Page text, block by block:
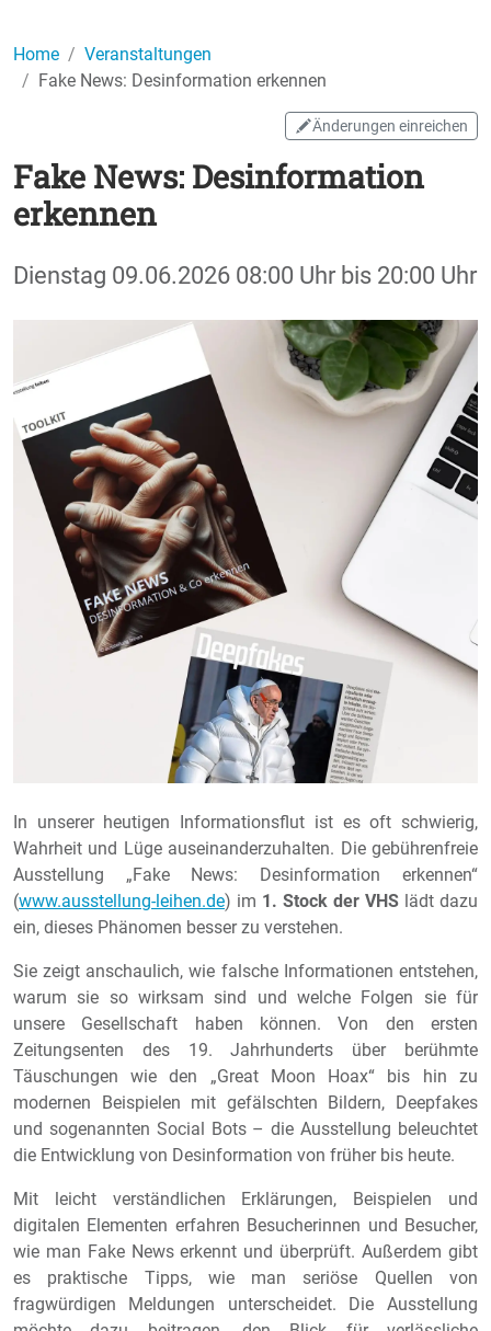
Home
Veranstaltungen
Fake News: Desinformation erkennen
Änderungen einreichen
Fake News: Desinformation
erkennen
Dienstag 09.06.2026 08:00 Uhr bis 20:00 Uhr
In unserer heutigen Informationsflut ist es oft schwierig,
Wahrheit und Lüge auseinanderzuhalten. Die gebührenfreie
Ausstellung „Fake News: Desinformation erkennen“
(www.ausstellung-leihen.de) im 1. Stock der VHSlädt dazu
ein, dieses Phänomen besser zu verstehen.
Sie zeigt anschaulich, wie falsche Informationen entstehen,
warum sie so wirksam sind und welche Folgen sie für
unsere Gesellschaft haben können. Von den ersten
Zeitungsenten des 19. Jahrhunderts über berühmte
Täuschungen wie den „Great Moon Hoax“ bis hin zu
modernen Beispielen mit gefälschten Bildern, Deepfakes
und sogenannten Social Bots – die Ausstellung beleuchtet
die Entwicklung von Desinformation von früher bis heute.
Mit leicht verständlichen Erklärungen, Beispielen und
digitalen Elementen erfahren Besucherinnen und Besucher,
wie man Fake News erkennt und überprüft. Außerdem gibt
es praktische Tipps, wie man seriöse Quellen von
fragwürdigen Meldungen unterscheidet. Die Ausstellung